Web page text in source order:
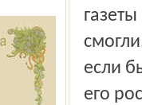
если
его